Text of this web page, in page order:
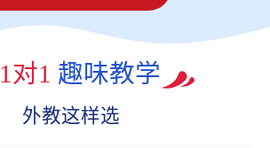
1对1 趣味教学
外教这样选